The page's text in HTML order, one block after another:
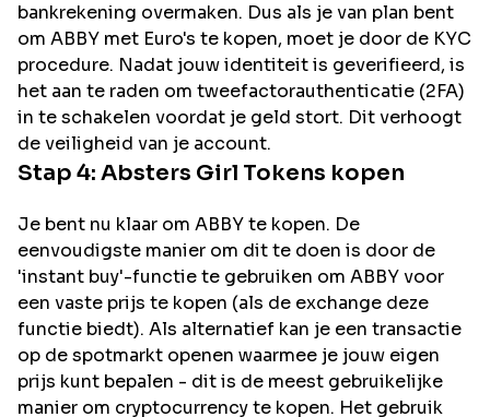
bankrekening overmaken. Dus als je van plan bent
om ABBY met Euro's te kopen, moet je door de KYC
procedure. Nadat jouw identiteit is geverifieerd, is
het aan te raden om tweefactorauthenticatie (2FA)
in te schakelen voordat je geld stort. Dit verhoogt
de veiligheid van je account.
Stap 4: Absters Girl Tokens kopen
Je bent nu klaar om ABBY te kopen. De
eenvoudigste manier om dit te doen is door de
'instant buy'-functie te gebruiken om ABBY voor
een vaste prijs te kopen (als de exchange deze
functie biedt). Als alternatief kan je een transactie
op de spotmarkt openen waarmee je jouw eigen
prijs kunt bepalen - dit is de meest gebruikelijke
manier om cryptocurrency te kopen. Het gebruik